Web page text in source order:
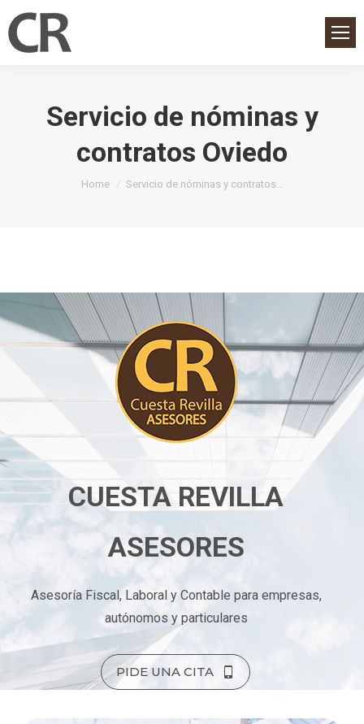
Servicio de nóminas y
contratos Oviedo
You are here:
Home Servicio de nóminas y contratos…
CUESTA REVILLA
ASESORES
Asesoría Fiscal, Laboral y Contable para empresas,
autónomos y particulares
PIDE UNA CITA